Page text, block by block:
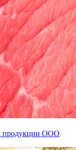
продукции ООО